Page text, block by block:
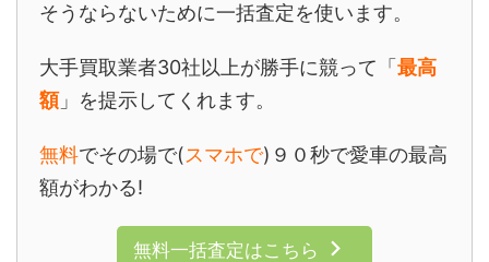
そうならないために一括査定を使います。
大手買取業者30社以上が勝手に競って「 最高
額」を提示してくれます。
無料でその場で(スマホで)９０秒で愛車の最高
額がわかる!
無料一括査定はこちら